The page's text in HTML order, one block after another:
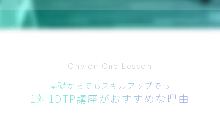
One on One Lesson
基礎からでもスキルアップでも
1対1DTP講座がおすすめな理由